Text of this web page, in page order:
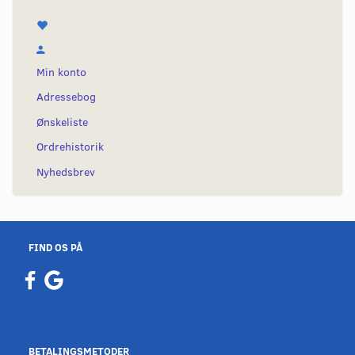
Min konto
Adressebog
Ønskeliste
Ordrehistorik
Nyhedsbrev
FIND OS PÅ
BETALINGSMETODER